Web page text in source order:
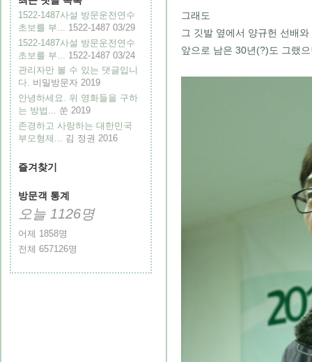
1522-1487사설 방문운전연수
초보를 부...
1522-1487 03/29
1522-1487사설 방문운전연수
초보를 부...
1522-1487 03/24
관리자만 볼 수 있는 댓글입니
다. 비밀방문자 2019
안녕하세요. 위 영화들을 구하
는 방법... 쑨 2019
존경하고 사랑하는 대한민국
부모형제... 김 정권 2016
즐겨찾기
방문객 통계
오늘 1126명
어제 1858명
전체 657126명
그래도
그 깃발 옆에서 양규헌 선배
앞으로 남은 30년(?)도 그랬